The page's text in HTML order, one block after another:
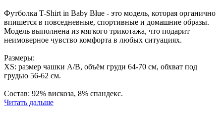
Футболка T-Shirt in Baby Blue - это модель, которая органично
впишется в повседневные, спортивные и домашние образы.
Модель выполнена из мягкого трикотажа, что подарит
неимоверное чувство комфорта в любых ситуациях.
Размеры:
XS: размер чашки A/B, объём груди 64-70 см, обхват под
грудью 56-62 см.
Состав: 92% вискоза, 8% спандекс.
Читать дальше